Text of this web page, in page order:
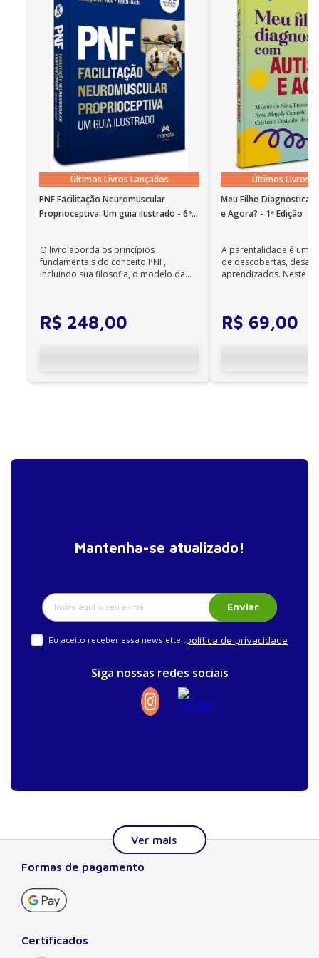
Quinto mês de gravidez
Sexto mês de gravidez
Sétimo mês de gravidez
Oitavo mês de gravidez
Nono mês de gravidez
O jogo dos nomes
Seu quartinho está ganhando forma
Seu guarda-roupa está ganhando forma
Questionário do bebê
Seu perfil
Sua primeira foto
Últimos Livros Lançados
PNF Facilitação Neuromuscular
Proprioceptiva: Um guia ilustrado - 6ª
O livro aborda os princípios
fundamentais do conceito PNF,
incluindo sua filosofia, o modelo da
R$ 248,00
Últimos Livros
Meu Filho
e Agora? - 1ª Edição
A parentalidade é uma
de descobertas,
aprendizados. Neste
R$ 69,00
Mantenha-se atualizado!
Enviar
Eu aceito receber essa newsletter. política de privacidade
Siga nossas redes sociais
A Editora Manole é líder em prover conteúdo essencial à
científicas, técnicas e profissionais. Seu catálogo, com
quase dois mil títulos de autores nacionais e estrangeiros,
Formas de pagamento
Certificados